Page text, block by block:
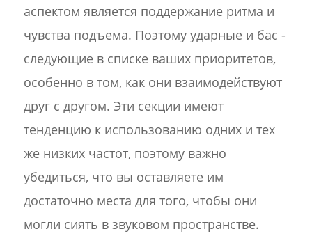
аспектом является поддержание ритма и
чувства подъема. Поэтому ударные и бас -
следующие в списке ваших приоритетов,
особенно в том, как они взаимодействуют
друг с другом. Эти секции имеют
тенденцию к использованию одних и тех
же низких частот, поэтому важно
убедиться, что вы оставляете им
достаточно места для того, чтобы они
могли сиять в звуковом пространстве.